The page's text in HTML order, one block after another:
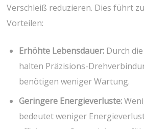
Verschleiß reduzieren. Dies führt
Vorteilen:
Erhöhte Lebensdauer: Durch
halten Präzisions-
benötigen weniger Wartung.
Geringere Energieverluste:
bedeutet weniger